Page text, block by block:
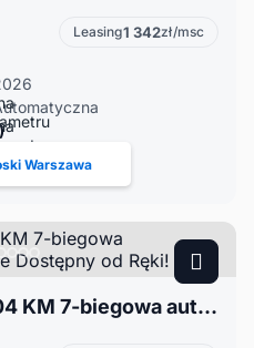
Leasing1 342zł/msc
Warszawa
Cupra Leon 2.0 TSI 204 KM 7-biegowa automatyczna - DSG 4Drive Dostępny od Ręki!